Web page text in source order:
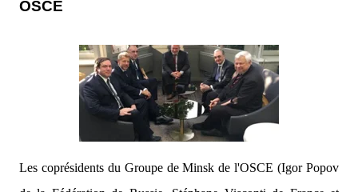
OSCE
Les coprésidents du Groupe de Minsk de l'OSCE (Igor Popov